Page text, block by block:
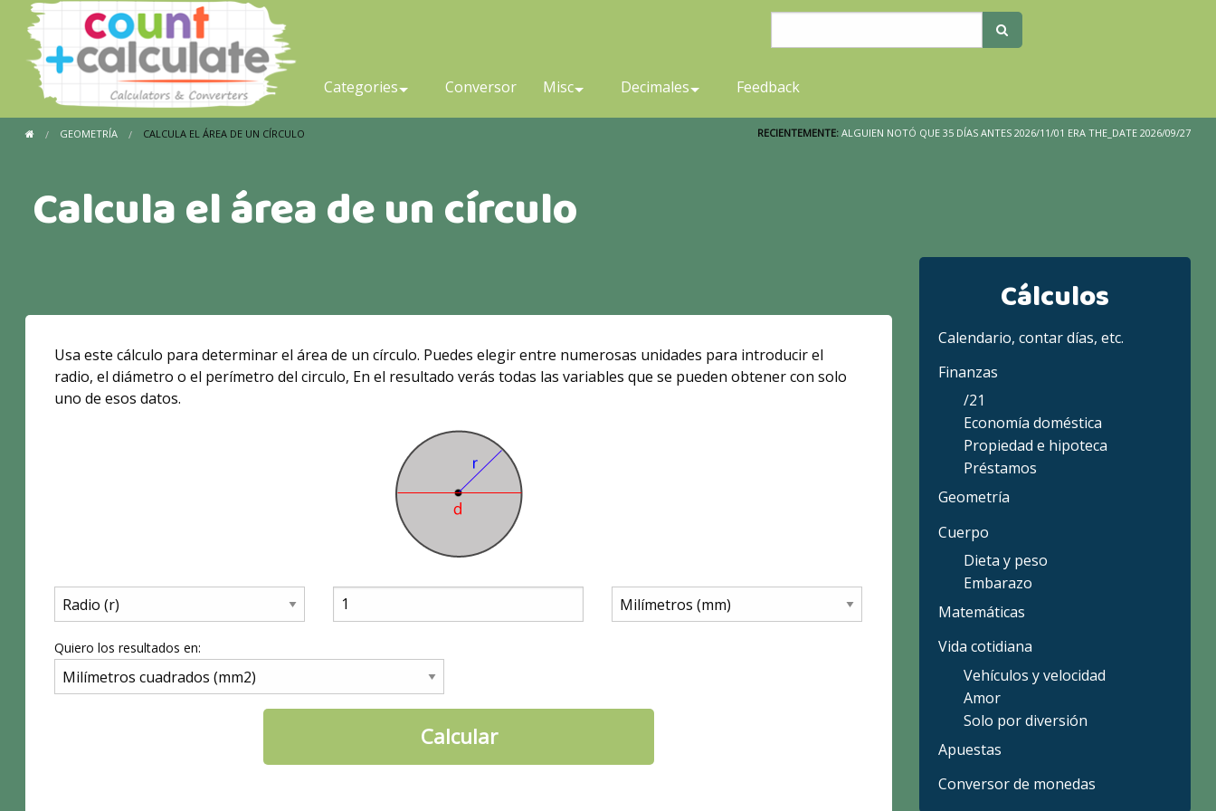
Categories Conversor Misc Decimales Feedback
GEOMETRÍA CALCULA EL ÁREA DE UN CÍRCULO RECIENTEMENTE: ALGUIEN NOTÓ QUE 35 DÍAS ANTES 2026/11/01 ERA THE_DATE 2026/09/27
Calcula el área de un círculo
Usa este cálculo para determinar el área de un círculo. Puedes elegir entre numerosas unidades para introducir el
radio, el diámetro o el perímetro del circulo, En el resultado verás todas las variables que se pueden obtener con solo
uno de esos datos.
Quiero los resultados en:
Cálculos
Calendario, contar días, etc.
Finanzas
/21
Economía doméstica
Propiedad e hipoteca
Préstamos
Geometría
Cuerpo
Dieta y peso
Embarazo
Matemáticas
Vida cotidiana
Vehículos y velocidad
Amor
Solo por diversión
Apuestas
Conversor de monedas